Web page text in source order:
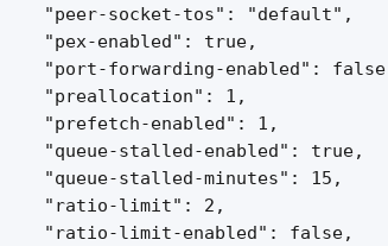
    "peer-socket-tos": "default",
    "pex-enabled": true,
"port-forwarding-enabled":
    "preallocation": 1,
    "prefetch-enabled": 1,
    "queue-stalled-enabled": true,
    "queue-stalled-minutes": 15,
    "ratio-limit": 2,
    "ratio-limit-enabled": false,